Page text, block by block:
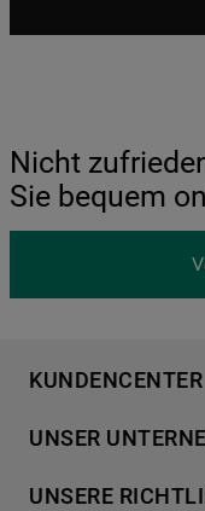
Nicht
Sie bequem
KUNDENCENTER
Händlersuche
Häufige Fragen
UNSER
UNSERE